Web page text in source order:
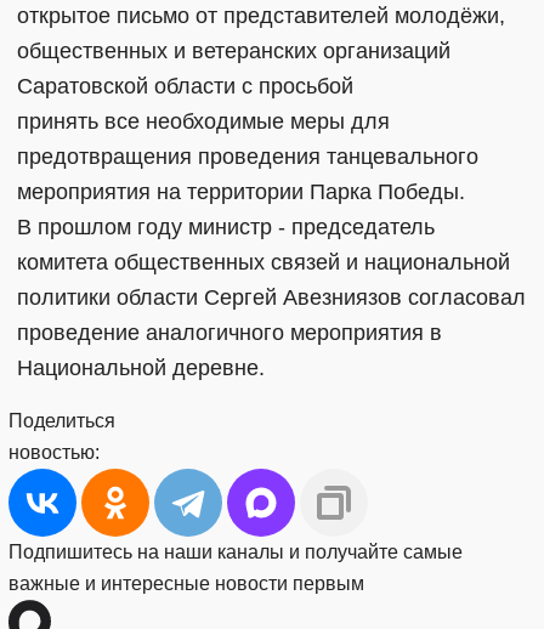
открытое письмо от представителей молодёжи,
общественных и ветеранских организаций
Саратовской области с просьбой
принять все необходимые меры для
предотвращения проведения танцевального
мероприятия на территории Парка Победы.
В прошлом году министр - председатель
комитета общественных связей и национальной
политики области Сергей Авезниязов согласовал
проведение аналогичного мероприятия в
Национальной деревне.
Поделиться
новостью:
Подпишитесь на наши каналы и получайте самые
важные и интересные новости первым